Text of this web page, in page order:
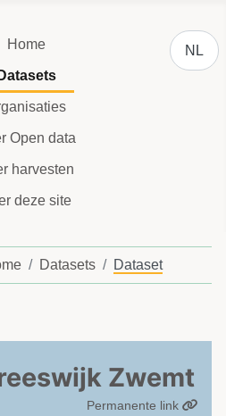
Home
Datasets
Open data
harvesten
deze site
NL
Datasets Dataset
Zwemt
Permanente link